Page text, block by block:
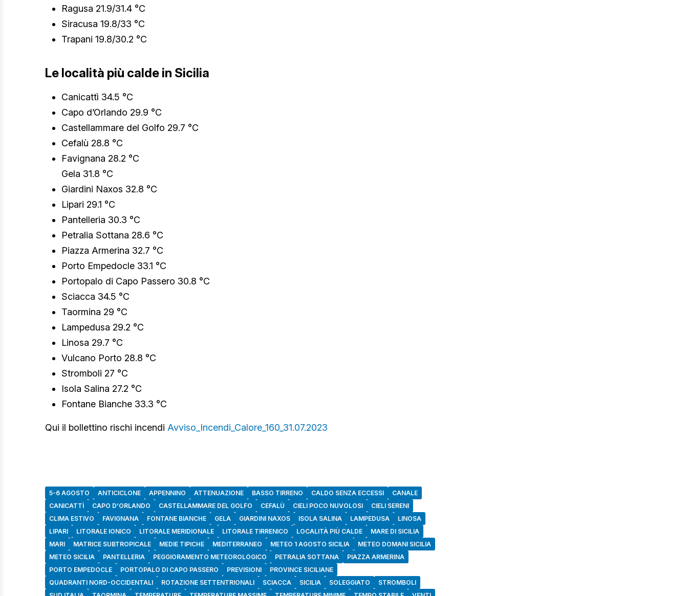
Ragusa 21.9/31.4 °C
Siracusa 19.8/33 °C
Trapani 19.8/30.2 °C
Le località più calde in Sicilia
Canicattì 34.5 °C
Capo d’Orlando 29.9 °C
Castellammare del Golfo 29.7 °C
Cefalù 28.8 °C
Favignana 28.2 °C
Gela 31.8 °C
Giardini Naxos 32.8 °C
Lipari 29.1 °C
Pantelleria 30.3 °C
Petralia Sottana 28.6 °C
Piazza Armerina 32.7 °C
Porto Empedocle 33.1 °C
Portopalo di Capo Passero 30.8 °C
Sciacca 34.5 °C
Taormina 29 °C
Lampedusa 29.2 °C
Linosa 29.7 °C
Vulcano Porto 28.8 °C
Stromboli 27 °C
Isola Salina 27.2 °C
Fontane Bianche 33.3 °C
Qui il bollettino rischi incendi Avviso_Incendi_Calore_160_31.07.2023
5-6 AGOSTO ANTICICLONE APPENNINO ATTENUAZIONE BASSO TIRRENO CALDO SENZA ECCESSI
CANALE
CANICATTÌ
CAPO D'ORLANDO CASTELLAMMARE DEL GOLFO CEFALÙ CIELI POCO NUVOLOSI
CIELI SERENI
CLIMA ESTIVO
FAVIGNANA FONTANE BIANCHE GELA GIARDINI NAXOS ISOLA SALINA LAMPEDUSA
LINOSA
LIPARI
LITORALE IONICO LITORALE MERIDIONALE LITORALE TIRRENICO LOCALITÀ PIÙ CALDE
MARE DI SICILIA
MARI
MATRICE SUBTROPICALE MEDIE TIPICHE MEDITERRANEO METEO 1 AGOSTO SICILIA
METEO DOMANI SICILIA
METEO SICILIA
PANTELLERIA PEGGIORAMENTO METEOROLOGICO PETRALIA SOTTANA
PIAZZA ARMERINA
PORTO EMPEDOCLE
PORTOPALO DI CAPO PASSERO PREVISIONI
PROVINCE SICILIANE
QUADRANTI NORD-OCCIDENTALI
ROTAZIONE SETTENTRIONALI SCIACCA SICILIA SOLEGGIATO
STROMBOLI